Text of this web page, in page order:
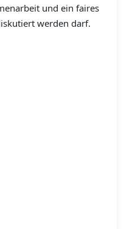
und ein faires
werden darf.